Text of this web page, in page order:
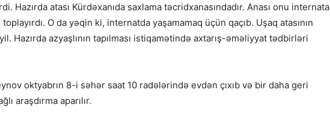
Hazırda atası Kürdəxanıda saxlama təcridxanasındadır. Anası onu internata
O da yəqin ki, internatda yaşamamaq üçün qaçıb. Uşaq atasının
Hazırda azyaşlının tapılması istiqamətində axtarış-əməliyyat tədbirləri
oktyabrın 8-i səhər saat 10 radələrində evdən çıxıb və bir daha geri
araşdırma aparılır.